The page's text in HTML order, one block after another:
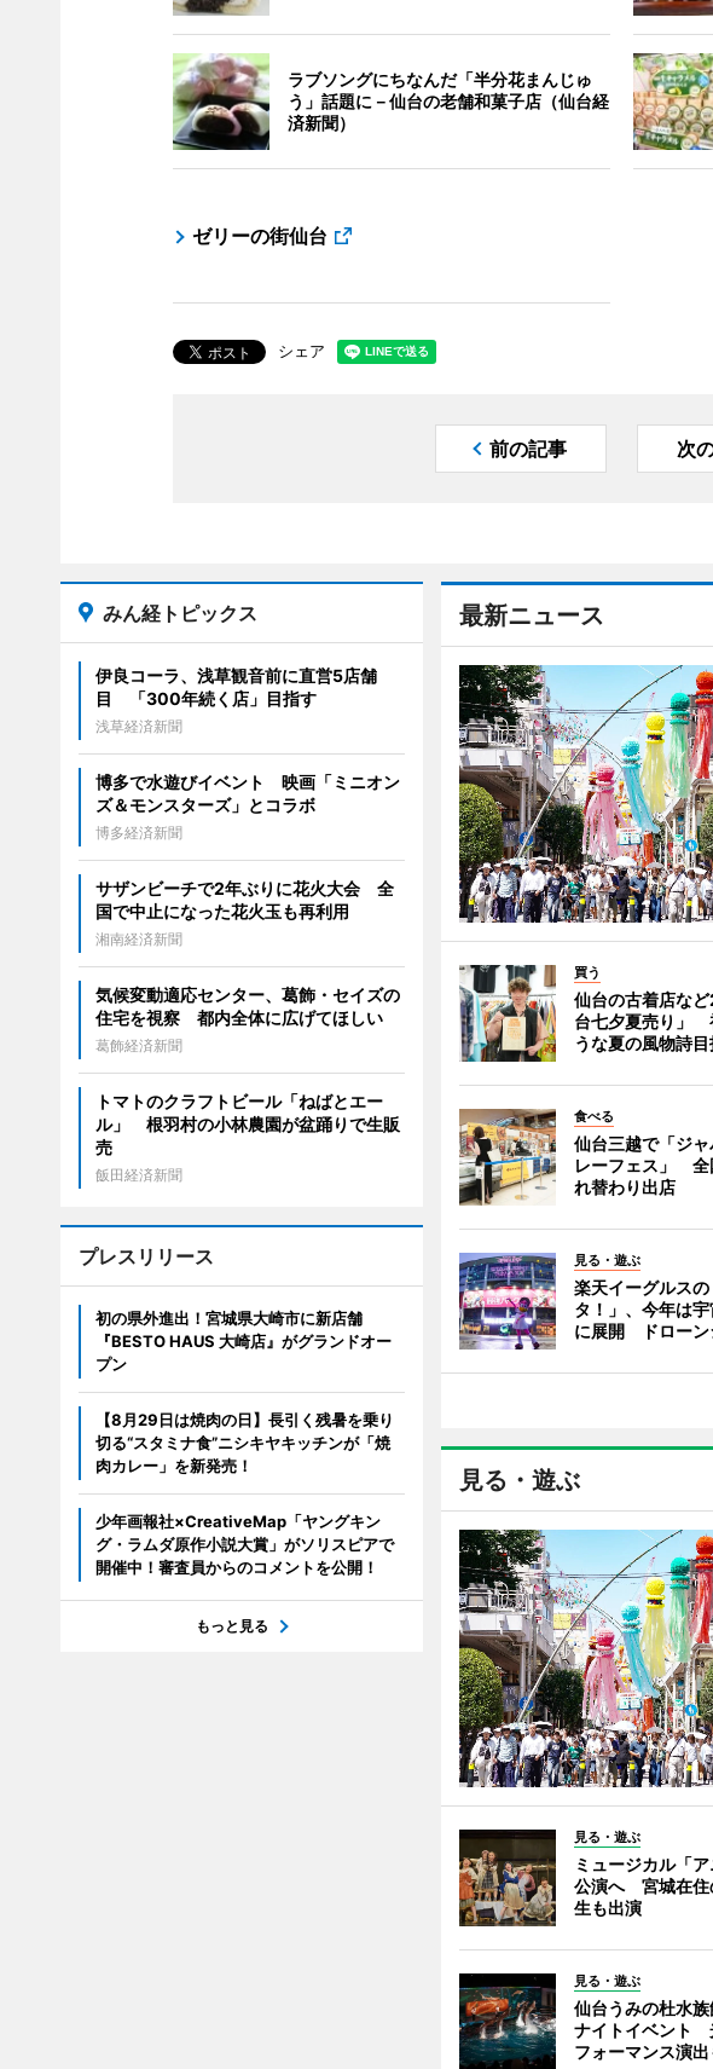
ラブソングにちなんだ「半分花まんじゅ
う」話題に－仙台の老舗和菓子店（仙台経
済新聞）
ゼリーの街仙台
シェア
前の記事 次
最新ニュース
買う
仙台の古着店な
台七夕夏売り」
うな夏の風物詩
食べる
仙台三越で「ジ
レーフェス」 全
れ替わり出店
見る・遊ぶ
楽天イーグルスの
タ！」、今年は
に展開 ドローン
見る・遊ぶ
見る・遊ぶ
ミュージカル「
公演へ 宮城在住
生も出演
見る・遊ぶ
仙台うみの杜水
ナイトイベント
フォーマンス演出
みん経トピックス
伊良コーラ、浅草観音前に直営5店舗
目 「300年続く店」目指す
浅草経済新聞
博多で水遊びイベント 映画「ミニオン
ズ＆モンスターズ」とコラボ
博多経済新聞
サザンビーチで2年ぶりに花火大会 全
国で中止になった花火玉も再利用
湘南経済新聞
気候変動適応センター、葛飾・セイズの
住宅を視察 都内全体に広げてほしい
葛飾経済新聞
トマトのクラフトビール「ねばとエー
ル」 根羽村の小林農園が盆踊りで生販
売
飯田経済新聞
プレスリリース
初の県外進出！宮城県大崎市に新店舗
『BESTO HAUS 大崎店』がグランドオー
プン
【8月29日は焼肉の日】長引く残暑を乗り
切る“スタミナ食”ニシキヤキッチンが「焼
肉カレー」を新発売！
少年画報社×CreativeMap「ヤングキン
グ・ラムダ原作小説大賞」がソリスピアで
開催中！審査員からのコメントを公開！
もっと見る